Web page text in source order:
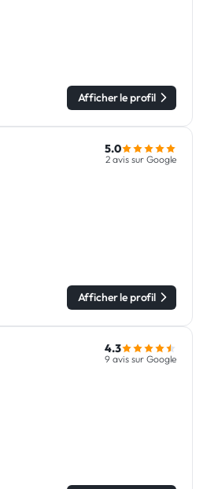
Afficher le profil
5.0
2 avis sur Google
Afficher le profil
4.3
9 avis sur Google